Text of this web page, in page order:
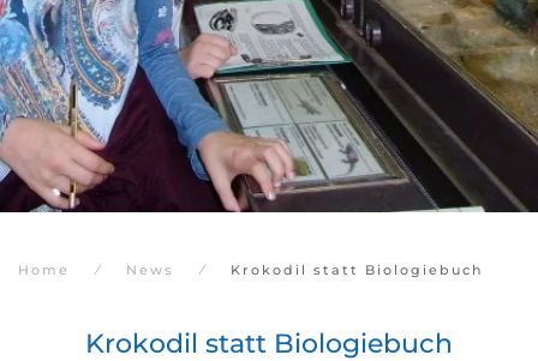
Home News Krokodil statt Biologiebuch
Krokodil statt Biologiebuch